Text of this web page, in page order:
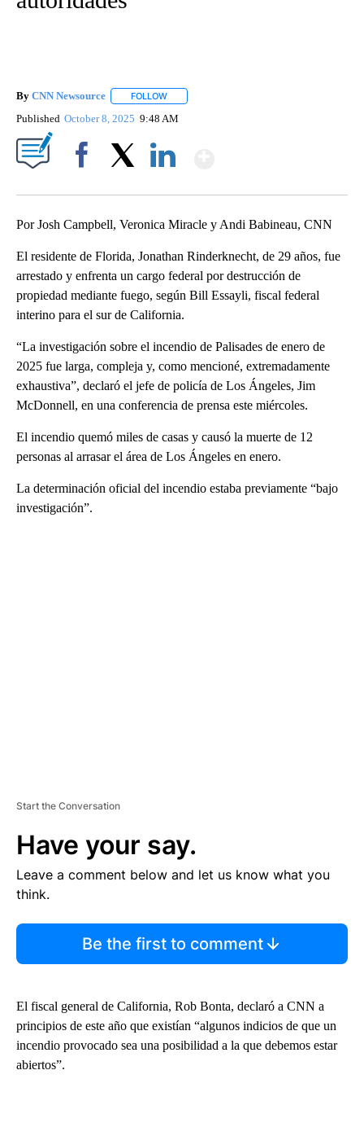
By CNN Newsource FOLLOW
Published October 8, 2025 9:48 AM
Por Josh Campbell, Veronica Miracle y Andi Babineau, CNN
El residente de Florida, Jonathan Rinderknecht, de 29 años, fue
arrestado y enfrenta un cargo federal por destrucción de
propiedad mediante fuego, según Bill Essayli, fiscal federal
interino para el sur de California.
“La investigación sobre el incendio de Palisades de enero de
2025 fue larga, compleja y, como mencioné, extremadamente
exhaustiva”, declaró el jefe de policía de Los Ángeles, Jim
McDonnell, en una conferencia de prensa este miércoles.
El incendio quemó miles de casas y causó la muerte de 12
personas al arrasar el área de Los Ángeles en enero.
La determinación oficial del incendio estaba previamente “bajo
investigación”.
Start the Conversation
Have your say.
Leave a comment below and let us know what you
think.
Be the first to comment
El fiscal general de California, Rob Bonta, declaró a CNN a
principios de este año que existían “algunos indicios de que un
incendio provocado sea una posibilidad a la que debemos estar
abiertos”.